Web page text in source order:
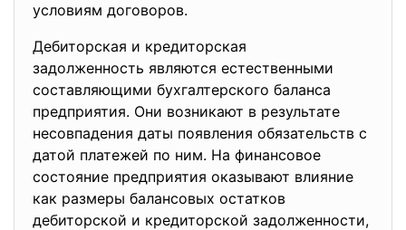
условиям договоров.
Дебиторская и кредиторская
задолженность являются естественными
составляющими бухгалтерского баланса
предприятия. Они возникают в результате
несовпадения даты появления обязательств с
датой платежей по ним. На финансовое
состояние предприятия оказывают влияние
как размеры балансовых остатков
дебиторской и кредиторской задолженности,